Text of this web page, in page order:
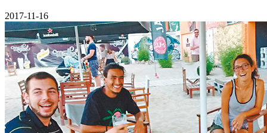
2017-11-16